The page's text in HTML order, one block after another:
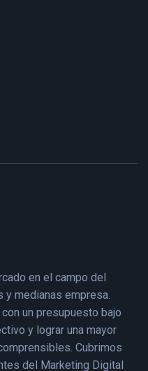
en el campo del
y medianas empresa.
un presupuesto bajo
y lograr una mayor
Cubrimos
del Marketing Digital